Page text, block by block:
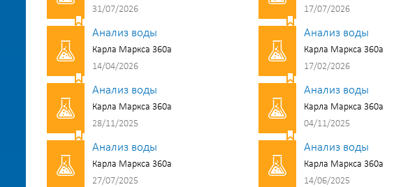
31/07/2026
17/07/2026
Анализ воды
Карла Маркса 360а
14/04/2026
Анализ воды
Карла Маркса 360а
17/02/2026
Анализ воды
Карла Маркса 360а
28/11/2025
Анализ воды
Карла Маркса 360а
04/11/2025
Анализ воды
Карла Маркса 360а
27/07/2025
Анализ воды
Карла Маркса 360а
14/06/2025